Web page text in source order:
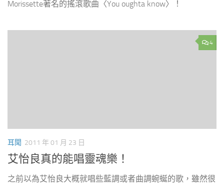
Morissette著名的搖滾歌曲〈You oughta know〉！
4
耳聞 2011 年 01 月 23 日
艾怡良真的能唱靈魂樂！
之前以為艾怡良大概就唱些藍調或者曲調蜿蜒的歌，雖然很